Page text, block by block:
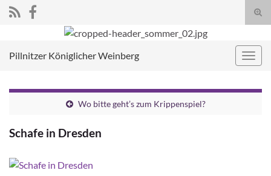
Search for:
Pillnitzer Königlicher Weinberg
Wo bitte geht’s zum Krippenspiel?
Schafe in Dresden